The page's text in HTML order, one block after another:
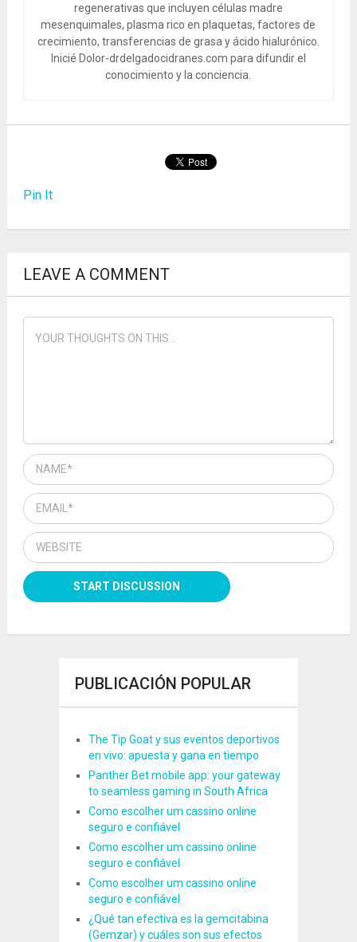
regenerativas que incluyen células madre
mesenquimales, plasma rico en plaquetas, factores de
crecimiento, transferencias de grasa y ácido hialurónico.
Inicié Dolor-drdelgadocidranes.com para difundir el
conocimiento y la conciencia.
Pin It
LEAVE A COMMENT
PUBLICACIÓN POPULAR
The Tip Goat y sus eventos deportivos
en vivo: apuesta y gana en tiempo
Panther Bet mobile app: your gateway
to seamless gaming in South Africa
Como escolher um cassino online
seguro e confiável
Como escolher um cassino online
seguro e confiável
Como escolher um cassino online
seguro e confiável
¿Qué tan efectiva es la gemcitabina
(Gemzar) y cuáles son sus efectos